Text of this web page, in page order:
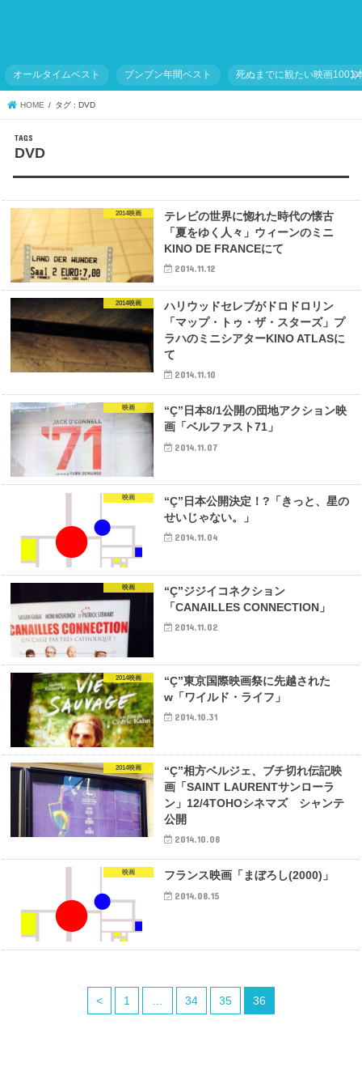
オールタイムベスト ブンブン年間ベスト 死ぬまでに観たい映画1001
HOME タグ : DVD
DVD
2014映画
テレビの世界に惚れた時代の懐古
「夏をゆく人々」ウィーンのミニ
KINO DE FRANCEにて
2014.11.12
2014映画
ハリウッドセレブがドロドロリン
「マップ・トゥ・ザ・スターズ」プ
ラハのミニシアターKINO ATLASに
て
2014.11.10
映画
“Ç”日本8/1公開の団地アクション映
画「ベルファスト71」
2014.11.07
映画
“Ç”日本公開決定！?「きっと、星の
せいじゃない。」
2014.11.04
映画
“Ç”ジジイコネクション
「CANAILLES CONNECTION」
2014.11.02
2014映画
“Ç”東京国際映画祭に先越された
w「ワイルド・ライフ」
2014.10.31
2014映画
“Ç”相方ベルジェ、ブチ切れ伝記映
画「SAINT LAURENTサンローラ
ン」12/4TOHOシネマズ シャンテ
公開
2014.10.08
映画 フランス映画「まぼろし(2000)」
2014.08.15
< 1 34 35 36